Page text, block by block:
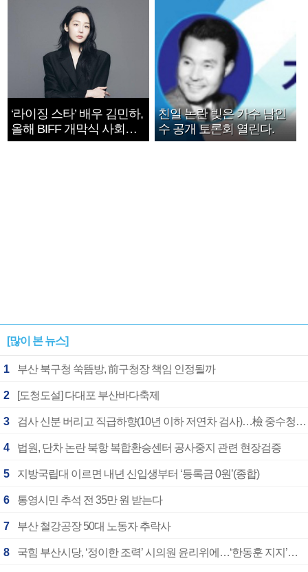
‘라이징 스타’ 배우 김민하,
올해 BIFF 개막식 사회자
확정
친일 논란 빚은 가수 남인
수 공개 토론회 열린다.
[많이 본 뉴스]
1 부산 북구청 쑥뜸방, 前구청장 책임 인정될까
2 [도청도설] 다대포 부산바다축제
3 검사 신분 버리고 직급하향(10년 이하 저연차 검사)…檢 중수청행 기피
4 법원, 단차 논란 북항 복합환승센터 공사중지 관련 현장검증
5 지방국립대 이르면 내년 신입생부터 ‘등록금 0원’(종합)
6 통영시민 추석 전 35만 원 받는다
7 부산 철강공장 50대 노동자 추락사
8 국힘 부산시당, ‘정이한 조력’ 시의원 윤리위에…‘한동훈 지지’도 신고접수